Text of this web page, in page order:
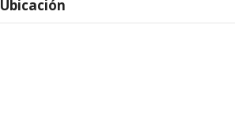
Ubicación